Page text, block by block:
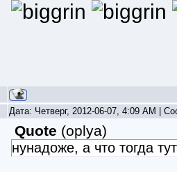
Дата: Четверг, 2012-06-07, 4:09 AM |
Quote (oplya)
нунадоже, а что тогда